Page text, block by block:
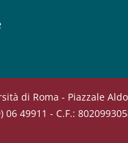
di Roma - Piazzale
06 49911 - C.F.: